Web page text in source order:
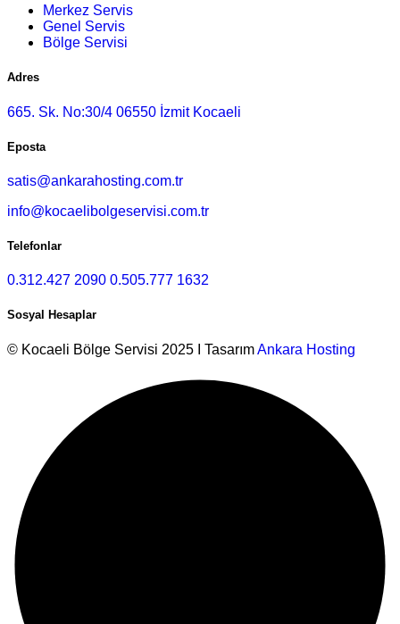
Merkez Servis
Genel Servis
Bölge Servisi
Adres
665. Sk. No:30/4 06550 İzmit Kocaeli
Eposta
satis@ankarahosting.com.tr
info@kocaelibolgeservisi.com.tr
Telefonlar
0.312.427 2090 0.505.777 1632
Sosyal Hesaplar
© Kocaeli Bölge Servisi 2025 I TasarımAnkara Hosting